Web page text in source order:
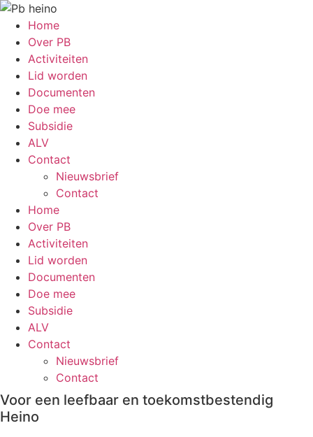
Home
Over PB
Activiteiten
Lid worden
Documenten
Doe mee
Subsidie
ALV
Contact
Nieuwsbrief
Contact
Home
Over PB
Activiteiten
Lid worden
Documenten
Doe mee
Subsidie
ALV
Contact
Nieuwsbrief
Contact
Voor een leefbaar en toekomstbestendig
Heino